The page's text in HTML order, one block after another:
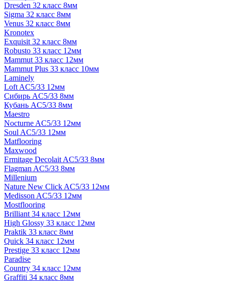
Dresden 32 класс 8мм
Sigma 32 класс 8мм
Venus 32 класс 8мм
Kronotex
Exquisit 32 класс 8мм
Robusto 33 класс 12мм
Mammut 33 класс 12мм
Mammut Plus 33 класс 10мм
Laminely
Loft AC5/33 12мм
Сибирь AC5/33 8мм
Кубань AC5/33 8мм
Maestro
Nocturne AC5/33 12мм
Soul AC5/33 12мм
Matflooring
Maxwood
Ermitage Decolait AC5/33 8мм
Flagman AC5/33 8мм
Millenium
Nature New Click AC5/33 12мм
Medisson AC5/33 12мм
Mostflooring
Brilliant 34 класс 12мм
High Glossy 33 класс 12мм
Praktik 33 класс 8мм
Quick 34 класс 12мм
Prestige 33 класс 12мм
Paradise
Country 34 класс 12мм
Graffiti 34 класс 8мм